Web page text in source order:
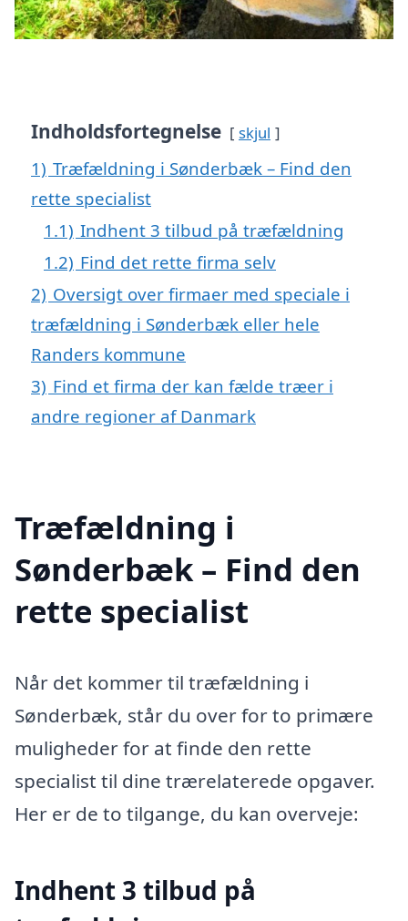
Indholdsfortegnelse skjul
1) Træfældning i Sønderbæk – Find den
rette specialist
1.1) Indhent 3 tilbud på træfældning
1.2) Find det rette firma selv
2) Oversigt over firmaer med speciale i
træfældning i Sønderbæk eller hele
Randers kommune
3) Find et firma der kan fælde træer i
andre regioner af Danmark
Træfældning i
Sønderbæk – Find den
rette specialist
Når det kommer til træfældning i
Sønderbæk, står du over for to primære
muligheder for at finde den rette
specialist til dine trærelaterede opgaver.
Her er de to tilgange, du kan overveje:
Indhent 3 tilbud på